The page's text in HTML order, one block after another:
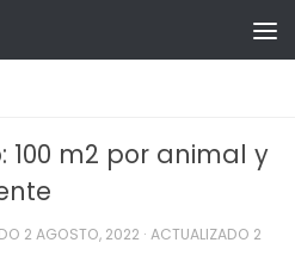
100 m2 por animal y
2 AGOSTO, 2022 · ACTUALIZADO 2